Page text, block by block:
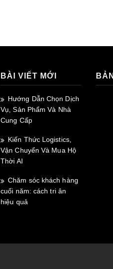
BÀI VIẾT MỚI
Hướng Dẫn Chọn Dịch
Vụ, Sản Phẩm Và Nhà
Cung Cấp
Kiến Thức Logistics,
Vận Chuyển Và Mua Hộ
Thời AI
Chăm sóc khách hàng
cuối năm: cách tri ân
hiệu quả